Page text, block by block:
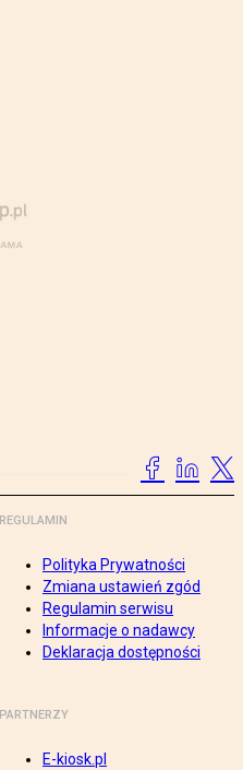
REGULAMIN
Polityka Prywatności
Zmiana ustawień zgód
Regulamin serwisu
Informacje o nadawcy
Deklaracja dostępności
PARTNERZY
E-kiosk.pl